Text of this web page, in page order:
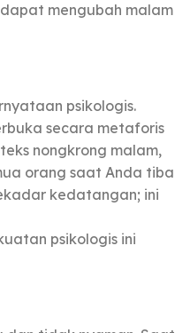
mengubah malam
psikologis.
secara metaforis
nongkrong malam,
orang saat Anda tiba
kedatangan; ini
psikologis ini